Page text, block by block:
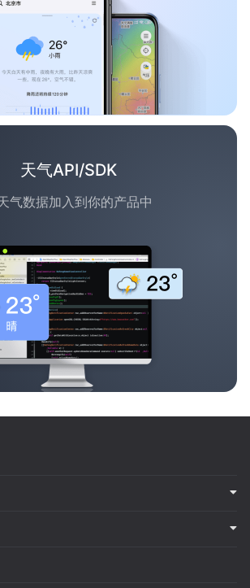
天气API/SDK
气数据加入到你的产品中